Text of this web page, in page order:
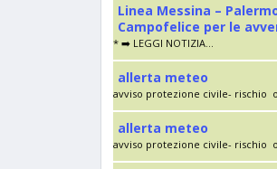
Linea Messina –
Campofelice per le
* ➡️ LEGGI NOTIZIA...
allerta meteo
avviso protezione civile- rischio
allerta meteo
avviso protezione civile- rischio